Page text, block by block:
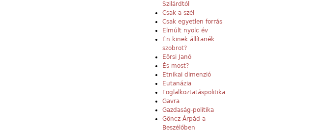
Szilárdtól
Csak a szél
Csak egyetlen forrás
Elmúlt nyolc év
Én kinek állítanék
szobrot?
Eörsi Janó
És most?
Etnikai dimenzió
Eutanázia
Foglalkoztatáspolitika
Gavra
Gazdaság-politika
Göncz Árpád a
Beszélőben